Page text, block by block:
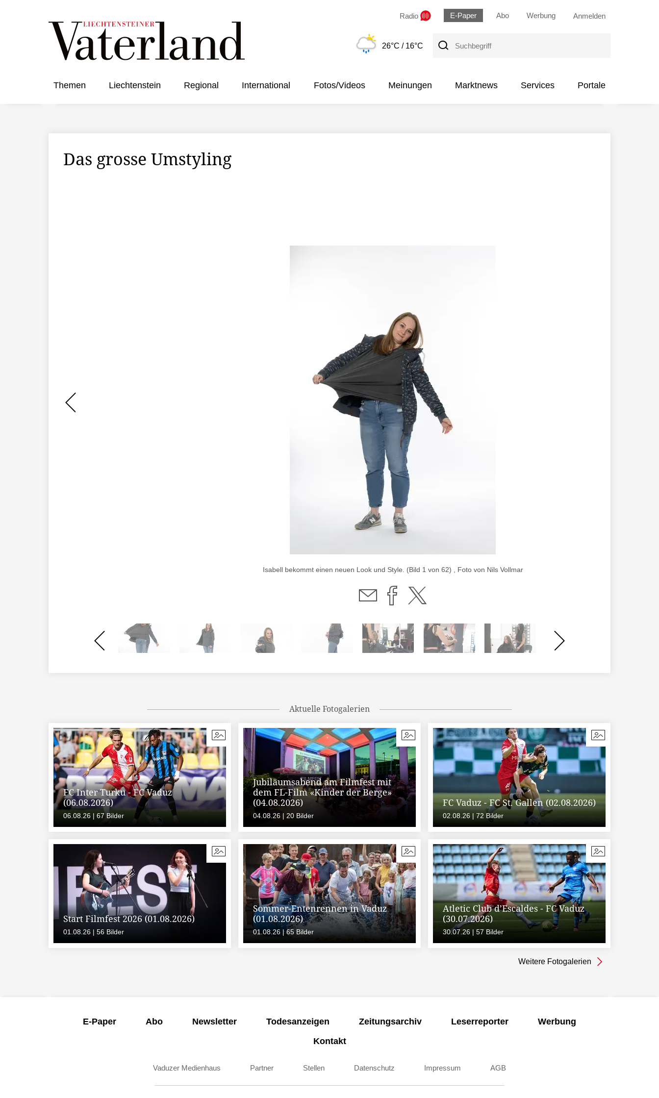
Radio E-Paper Abo Werbung Anmelden
26°C / 16°C
Suchbegriff
Themen Liechtenstein Regional International Fotos/Videos Meinungen Marktnews Services Portale
Das grosse Umstyling
Isabell bekommt einen neuen Look und Style. (Bild 1 von 62) , Foto von Nils Vollmar
Aktuelle Fotogalerien
FC Inter Turku - FC Vaduz
(06.08.2026)
06.08.26 | 67 Bilder
Jubiläumsabend am Filmfest mit
dem FL-Film «Kinder der Berge»
(04.08.2026)
04.08.26 | 20 Bilder
FC Vaduz - FC St. Gallen (02.08.2026)
02.08.26 | 72 Bilder
Start Filmfest 2026 (01.08.2026)
01.08.26 | 56 Bilder
Sommer-Entenrennen in Vaduz
(01.08.2026)
01.08.26 | 65 Bilder
Atletic Club d’Escaldes - FC Vaduz
(30.07.2026)
30.07.26 | 57 Bilder
Weitere Fotogalerien
E-Paper Abo Newsletter Todesanzeigen Zeitungsarchiv Leserreporter
Werbung
Kontakt
Vaduzer Medienhaus Partner Stellen Datenschutz Impressum AGB